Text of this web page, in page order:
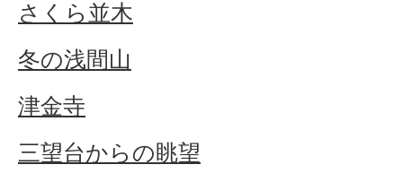
さくら並木
冬の浅間山
津金寺
三望台からの眺望